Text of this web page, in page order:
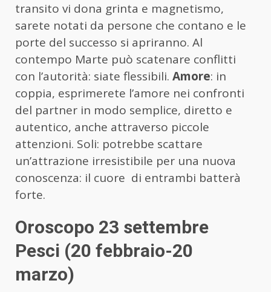
transito vi dona grinta e magnetismo,
sarete notati da persone che contano e le
porte del successo si apriranno. Al
contempo Marte può scatenare conflitti
con l’autorità: siate flessibili. Amore: in
coppia, esprimerete l’amore nei confronti
del partner in modo semplice, diretto e
autentico, anche attraverso piccole
attenzioni. Soli: potrebbe scattare
un’attrazione irresistibile per una nuova
conoscenza: il cuore di entrambi batterà
forte.
Oroscopo 23 settembre
Pesci (20 febbraio-20
marzo)